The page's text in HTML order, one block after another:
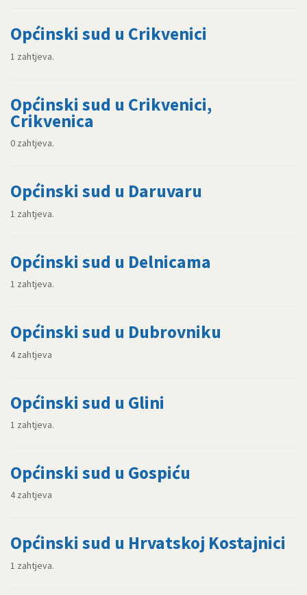
Općinski sud u Crikvenici
1 zahtjeva.
Općinski sud u Crikvenici,
Crikvenica
0 zahtjeva.
Općinski sud u Daruvaru
1 zahtjeva.
Općinski sud u Delnicama
1 zahtjeva.
Općinski sud u Dubrovniku
4 zahtjeva
Općinski sud u Glini
1 zahtjeva.
Općinski sud u Gospiću
4 zahtjeva
Općinski sud u Hrvatskoj Kostajnici
1 zahtjeva.